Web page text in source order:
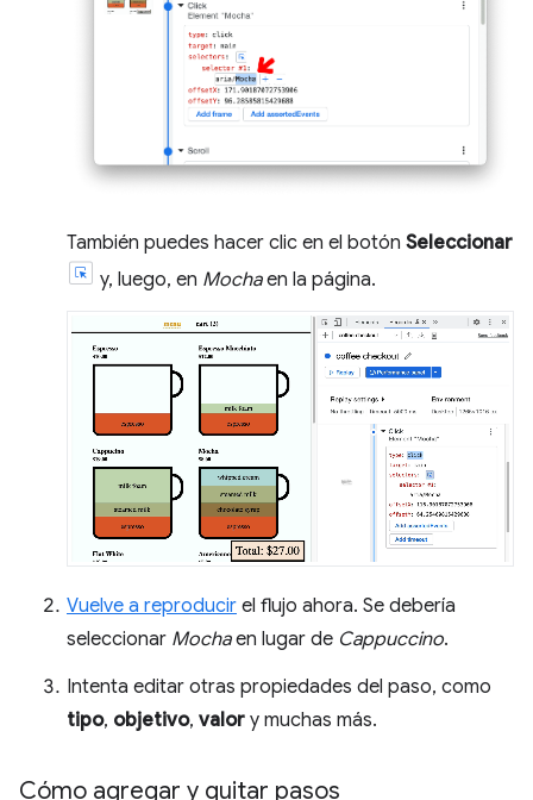
También puedes hacer clic en el botón Seleccionar
y, luego, en Mochaen la página.
Vuelve a reproducir el flujo ahora. Se debería
seleccionar Mochaen lugar de Cappuccino.
Intenta editar otras propiedades del paso, como
tipo, objetivo, valor y muchas más.
Cómo agregar y quitar pasos